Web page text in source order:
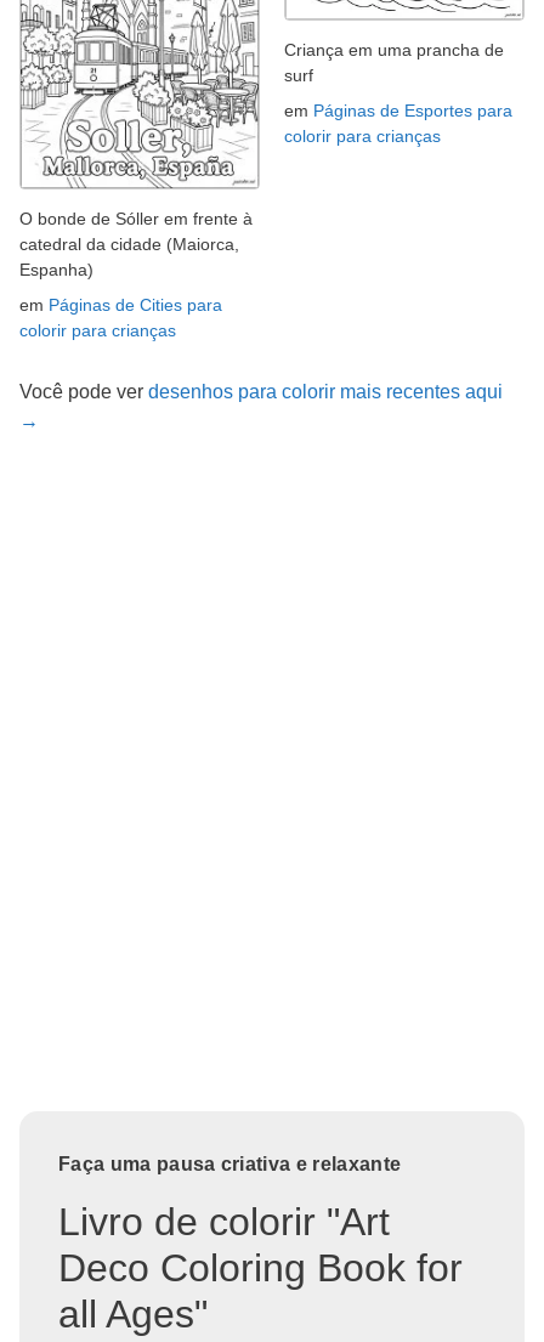
O bonde de Sóller em frente à
catedral da cidade (Maiorca,
Espanha)
em Páginas de Cities para
colorir para crianças
Criança em uma prancha de
surf
em Páginas de Esportes para
colorir para crianças
Você pode ver desenhos para colorir mais recentes aqui
→
Faça uma pausa criativa e relaxante
Livro de colorir "Art
Deco Coloring Book for
all Ages"